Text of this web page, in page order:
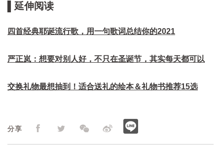
▌延伸阅读
四首经典耶诞流行歌，用一句歌词总结你的2021
严正岚：想要对别人好，不只在圣诞节，其实每天都可以
交换礼物最想抽到！适合送礼的绘本＆礼物书推荐15选
分享